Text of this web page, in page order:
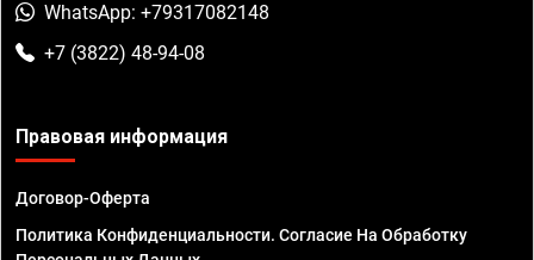
WhatsApp: +79317082148
+7 (3822) 48-94-08
Правовая информация
Договор-Оферта
Политика Конфиденциальности. Согласие На Обработку